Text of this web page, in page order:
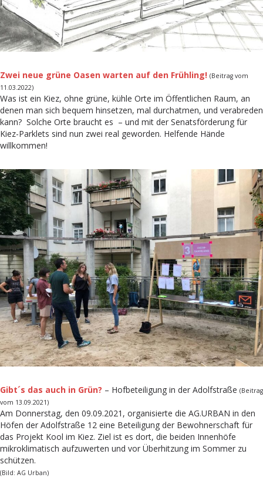
Zwei neue grüne Oasen warten auf den Frühling! (Beitrag vom
11.03.2022)
Was ist ein Kiez, ohne grüne, kühle Orte im Öffentlichen Raum, an
denen man sich bequem hinsetzen, mal durchatmen, und verabreden
kann? Solche Orte braucht es – und mit der Senatsförderung für
Kiez-Parklets sind nun zwei real geworden. Helfende Hände
willkommen!
Gibt´s das auch in Grün? – Hofbeteiligung in der Adolfstraße (Beitrag
vom 13.09.2021)
Am Donnerstag, den 09.09.2021, organisierte die AG.URBAN in den
Höfen der Adolfstraße 12 eine Beteiligung der Bewohnerschaft für
das Projekt Kool im Kiez. Ziel ist es dort, die beiden Innenhöfe
mikroklimatisch aufzuwerten und vor Überhitzung im Sommer zu
schützen.
(Bild: AG Urban)